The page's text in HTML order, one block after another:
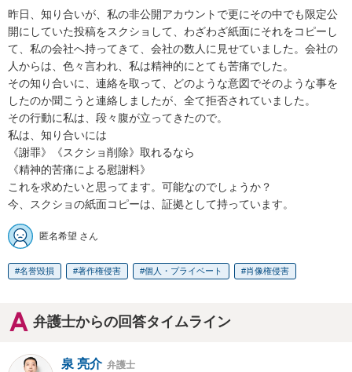
昨日、知り合いが、私の非公開アカウントで更にその中でも限定公
開にしていた投稿をスクショして、わざわざ紙面にそれをコピーし
て、私の会社へ持ってきて、会社の数人に見せていました。会社の
人からは、色々言われ、私は精神的にとても苦痛でした。
その知り合いに、連絡を取って、どのような意図でそのような事を
したのか聞こうと連絡しましたが、全て拒否されていました。
その行動に私は、段々腹が立ってきたので。
私は、知り合いには
《謝罪》《スクショ削除》取れるなら
《精神的苦痛による慰謝料》
これを求めたいと思ってます。可能なのでしょうか？
今、スクショの紙面コピーは、証拠として持っています。
匿名希望 さん
名誉毀損 著作権侵害 個人・プライベート 肖像権侵害
弁護士からの回答タイムライン
泉 亮介 弁護士